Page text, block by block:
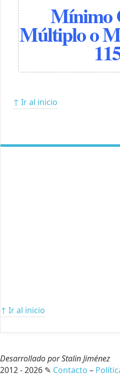
Mínimo
Múltiplo o
↑ Ir al inicio
↑ Ir al inicio
Desarrollado por Stalin Jiménez
2012 - 2026 ✎ Contacto –